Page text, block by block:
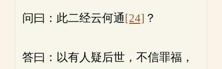
问曰：此二经云何通[24] ？
答曰：以有人疑后世，不信罪福，